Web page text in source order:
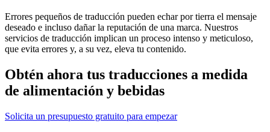
Errores pequeños de traducción pueden echar por tierra el mensaje
deseado e incluso dañar la reputación de una marca. Nuestros
servicios de traducción implican un proceso intenso y meticuloso,
que evita errores y, a su vez, eleva tu contenido.
Obtén ahora tus traducciones a medida
de alimentación y bebidas
Solicita un presupuesto gratuito para empezar